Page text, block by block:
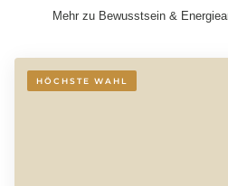
Mehr zu Bewusstsein &
HÖCHSTE WAHL